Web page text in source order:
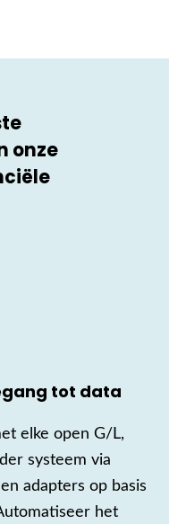
onze
tot data
elke open G/L,
systeem via
adapters op basis
het